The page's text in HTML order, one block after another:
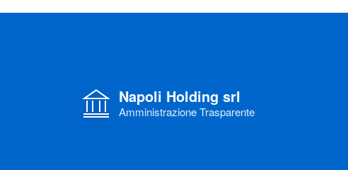
Napoli Holding srl
Amministrazione Trasparente